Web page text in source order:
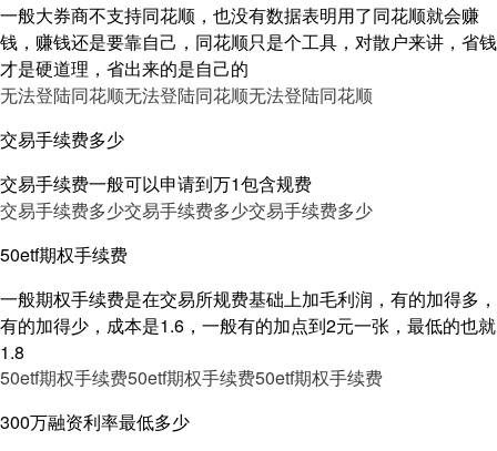
一般大券商不支持同花顺，也没有数据表明用了同花顺就会赚
钱，赚钱还是要靠自己，同花顺只是个工具，对散户来讲，省钱
才是硬道理，省出来的是自己的
无法登陆同花顺无法登陆同花顺无法登陆同花顺
交易手续费多少
交易手续费一般可以申请到万1包含规费
交易手续费多少交易手续费多少交易手续费多少
50etf期权手续费
一般期权手续费是在交易所规费基础上加毛利润，有的加得多，
有的加得少，成本是1.6，一般有的加点到2元一张，最低的也就
1.8
50etf期权手续费50etf期权手续费50etf期权手续费
300万融资利率最低多少